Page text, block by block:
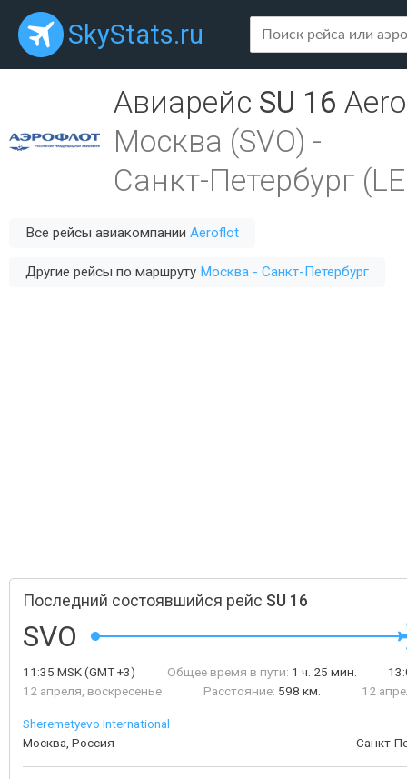
SkyStats.ru
Авиарейс SU 16
Москва (SVO) -
Санкт-Петербург
Все рейсы авиакомпании Aeroflot
Другие рейсы по маршруту Москва - Санкт-Петербург
Последний состоявшийся рейс SU 16
SVO
11:35 MSK(GMT +3)
12 апреля, воскресенье
Общее время в пути: 1 ч. 25 мин.
Расстояние: 598 км.
12
Sheremetyevo International
Москва, Россия
Санкт-